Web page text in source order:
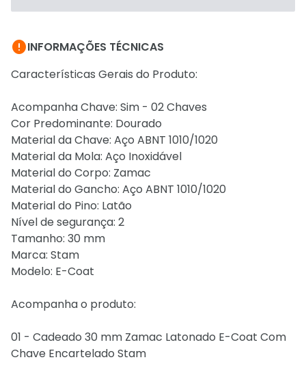
INFORMAÇÕES TÉCNICAS
Características Gerais do Produto:
Acompanha Chave: Sim - 02 Chaves
Cor Predominante: Dourado
Material da Chave: Aço ABNT 1010/1020
Material da Mola: Aço Inoxidável
Material do Corpo: Zamac
Material do Gancho: Aço ABNT 1010/1020
Material do Pino: Latão
Nível de segurança: 2
Tamanho: 30 mm
Marca: Stam
Modelo: E-Coat
Acompanha o produto:
01 - Cadeado 30 mm Zamac Latonado E-Coat Com
Chave Encartelado Stam